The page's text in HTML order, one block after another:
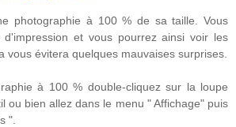
photographie à 100 % de sa taille. Vous
et vous pourrez ainsi voir les
vous évitera quelques mauvaises surprises.
à 100 % double-cliquez sur la loupe
ou bien allez dans le menu " Affichage" puis
".